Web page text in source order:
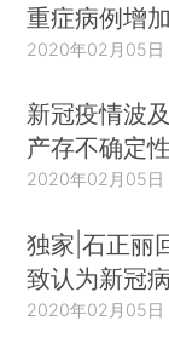
重症病例增
2020年02月05日
新冠疫情波
产存不确定性
2020年02月05日
独家|石正丽
致认为新冠
2020年02月05日